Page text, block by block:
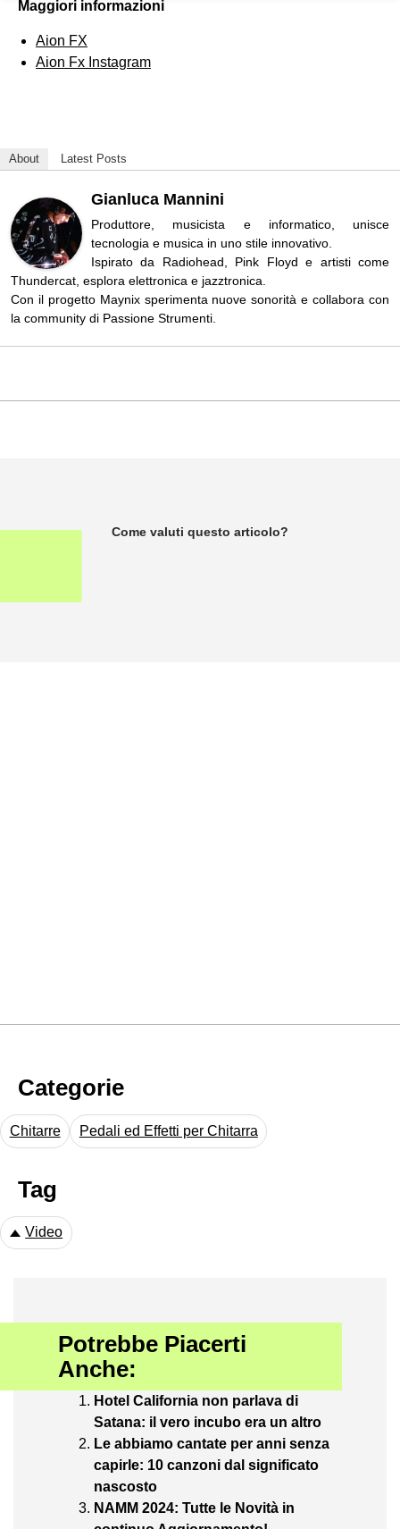
Maggiori informazioni
Aion FX
Aion Fx Instagram
About Latest Posts
Gianluca Mannini
Produttore, musicista e informatico, unisce
tecnologia e musica in uno stile innovativo.
Ispirato da Radiohead, Pink Floyd e artisti come
Thundercat, esplora elettronica e jazztronica.
Con il progetto Maynix sperimenta nuove sonorità e collabora con
la community di Passione Strumenti.
Come valuti questo articolo?
Categorie
Chitarre Pedali ed Effetti per Chitarra
Tag
Video
Potrebbe Piacerti
Anche:
Hotel California non parlava di
Satana: il vero incubo era un altro
Le abbiamo cantate per anni senza
capirle: 10 canzoni dal significato
nascosto
NAMM 2024: Tutte le Novità in